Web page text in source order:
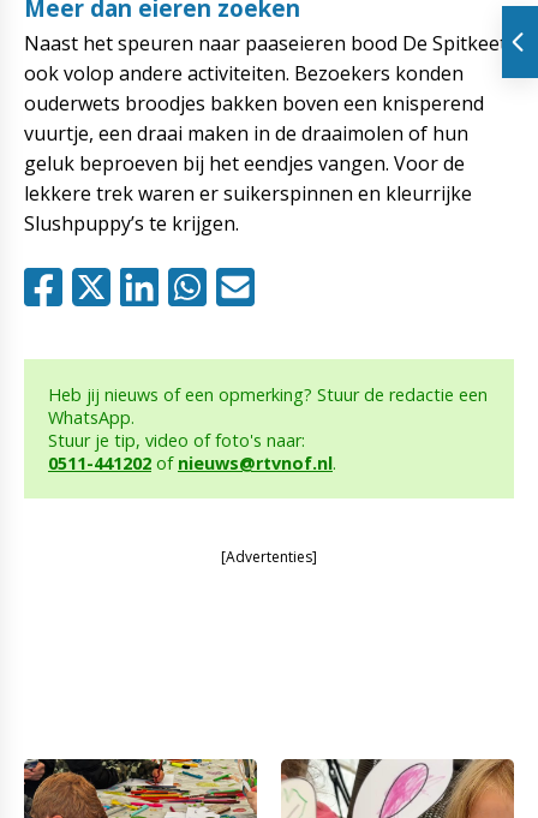
Meer dan eieren zoeken
Naast het speuren naar paaseieren bood De Spitkeet
ook volop andere activiteiten. Bezoekers konden
ouderwets broodjes bakken boven een knisperend
vuurtje, een draai maken in de draaimolen of hun
geluk beproeven bij het eendjes vangen. Voor de
lekkere trek waren er suikerspinnen en kleurrijke
Slushpuppy’s te krijgen.
Heb jij nieuws of een opmerking? Stuur de redactie een
WhatsApp.
Stuur je tip, video of foto's naar:
0511-441202 of nieuws@rtvnof.nl.
[Advertenties]